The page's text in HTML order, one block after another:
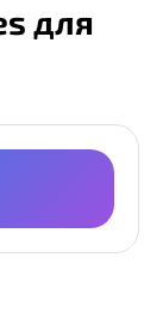
для